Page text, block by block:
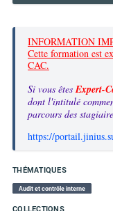
INFORMATION
Cette formation est
CAC.
Si vous êtesExpert-
dont l'intitulé
parcours des
https://
THÉMATIQUES
Audit et contrôle interne
COLLECTIONS